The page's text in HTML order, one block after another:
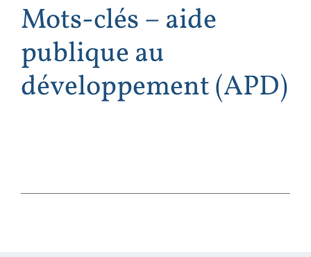
Mots-clés – aide
publique au
développement (APD)